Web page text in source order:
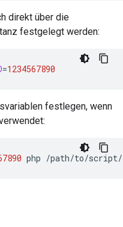
direkt über die
festgelegt werden:
=1234567890
festlegen, wenn
php